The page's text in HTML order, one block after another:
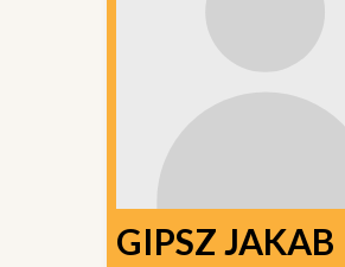
GIPSZ JAKAB